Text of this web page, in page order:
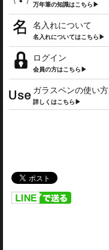
万年筆の知識はこちら▶
名入れについて
名入れについてはこちら▶
ログイン
会員の方はこちら▶
ガラスペンの使い方
詳しくはこちら▶